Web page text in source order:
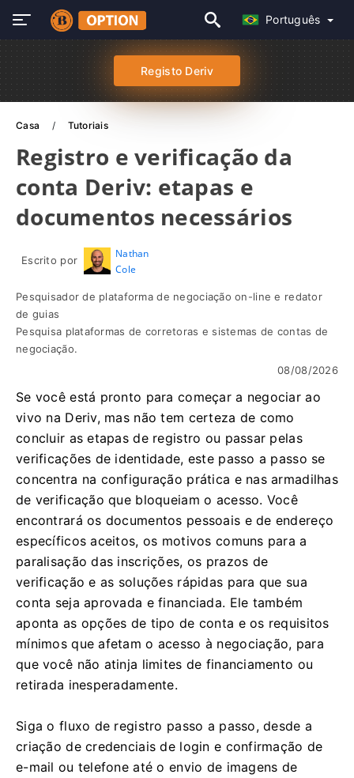
Português
Registo Deriv
Casa Tutoriais
Registro e verificação da
conta Deriv: etapas e
documentos necessários
Escrito por
Nathan
Cole
Pesquisador de plataforma de negociação on-line e redator
de guias
Pesquisa plataformas de corretoras e sistemas de contas de
negociação.
08/08/2026
Se você está pronto para começar a negociar ao
vivo na Deriv, mas não tem certeza de como
concluir as etapas de registro ou passar pelas
verificações de identidade, este passo a passo se
concentra na configuração prática e nas armadilhas
de verificação que bloqueiam o acesso. Você
encontrará os documentos pessoais e de endereço
específicos aceitos, os motivos comuns para a
paralisação das inscrições, os prazos de
verificação e as soluções rápidas para que sua
conta seja aprovada e financiada. Ele também
aponta as opções de tipo de conta e os requisitos
mínimos que afetam o acesso à negociação, para
que você não atinja limites de financiamento ou
retirada inesperadamente.
Siga o fluxo de registro passo a passo, desde a
criação de credenciais de login e confirmação de
e-mail ou telefone até o envio de imagens de